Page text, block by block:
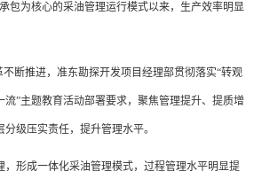
包为核心的采油管理运行模式以来，生产效率明显
不断推进，准东勘探开发项目经理部贯彻落实“转观
”主题教育活动部署要求，聚焦管理提升、提质增
级压实责任，提升管理水平。
，形成一体化采油管理模式，过程管理水平明显提